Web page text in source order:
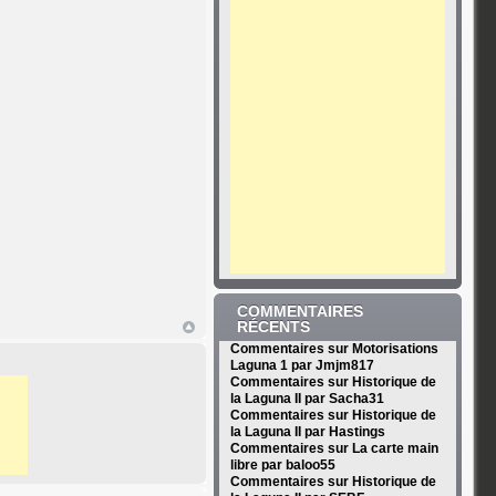
COMMENTAIRES
RÉCENTS
Commentaires sur Motorisations
Laguna 1 par Jmjm817
Commentaires sur Historique de
la Laguna II par Sacha31
Commentaires sur Historique de
la Laguna II par Hastings
Commentaires sur La carte main
libre par baloo55
Commentaires sur Historique de